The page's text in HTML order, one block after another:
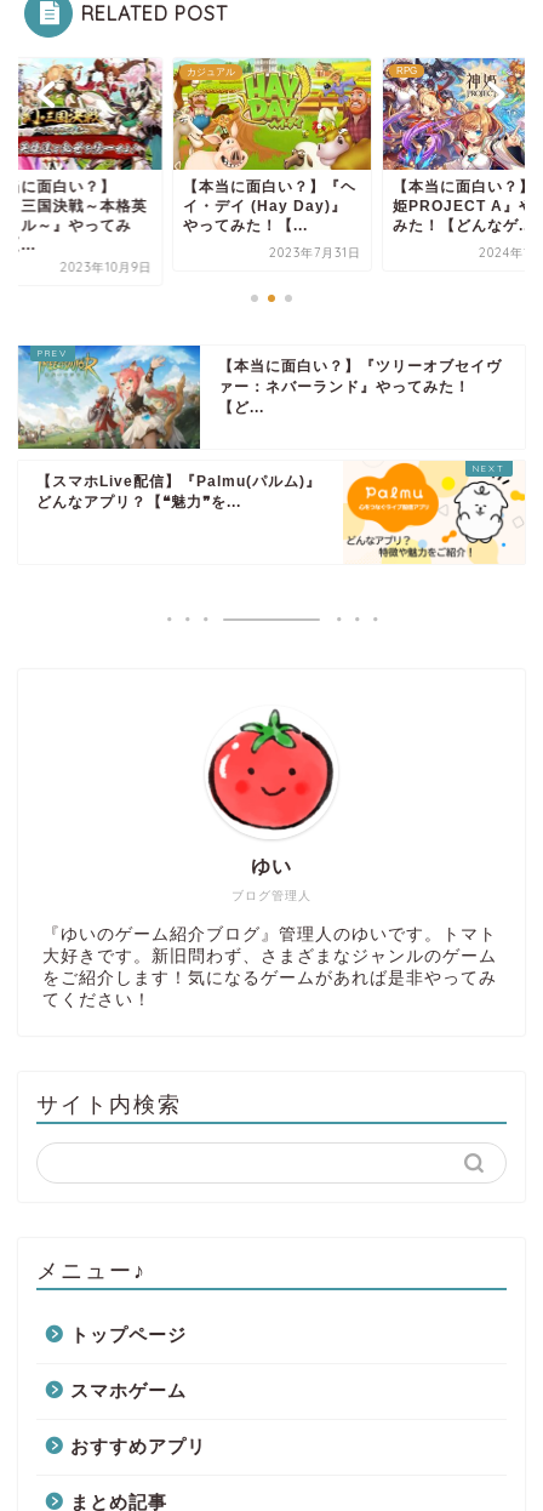
RELATED POST
アル
当に面白い？】『ヘ
デイ (Hay Day)』
てみた！【...
RPG
【本当に面白い？】『神
姫PROJECT A』やって
みた！【どんなゲ...
2024年10月3日
RPG
【本当に面白い？】
『幻・三国決戦～本
雄バトル～』やって
【本当に面白い？】『ツリーオブセイヴ
ァー：ネバーランド』やってみた！
【ど...
【スマホLive配信】『Palmu(パルム)』
どんなアプリ？【❝魅力❞を...
ブログ管理人
ゆい
『ゆいのゲーム紹介ブログ』管理人のゆいです。トマト
大好きです。新旧問わず、さまざまなジャンルのゲーム
をご紹介します！気になるゲームがあれば是非やってみ
てください！
サイト内検索
メニュー♪
トップページ
スマホゲーム
おすすめアプリ
まとめ記事